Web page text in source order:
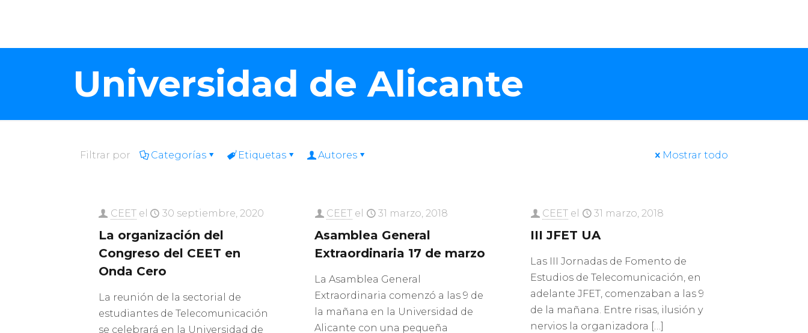
Universidad de Alicante
Filtrar por Categorías Etiquetas Autores Mostrar todo
CEET el 30 septiembre, 2020
La organización del
Congreso del CEET en
Onda Cero
La reunión de la sectorial de
estudiantes de Telecomunicación
se celebrará en la Universidad de
CEET el 31 marzo, 2018
Asamblea General
Extraordinaria 17 de marzo
La Asamblea General
Extraordinaria comenzó a las 9 de
la mañana en la Universidad de
Alicante con una pequeña
CEET el 31 marzo, 2018
III JFET UA
Las III Jornadas de Fomento de
Estudios de Telecomunicación, en
adelante JFET, comenzaban a las 9
de la mañana. Entre risas, ilusión y
nervios la organizadora […]